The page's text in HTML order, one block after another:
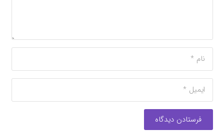
فرستادن دیدگاه